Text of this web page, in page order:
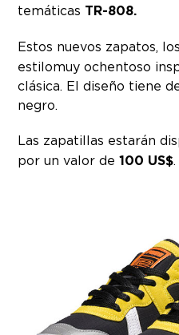
temáticas TR-808.
Estos nuevos zapatos, los
estilo muy ochentoso
clásica. El diseño tiene
negro.
Las zapatillas estarán
por un valor de100 US$.